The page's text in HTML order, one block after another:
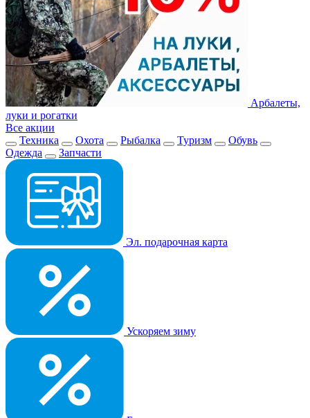
Арбалеты,
луки и рогатки
Все акции
Техника
Охота Рыбалка Туризм
Обувь
Одежда
Запчасти
Эл. подарочная карта
Ускоряем зиму